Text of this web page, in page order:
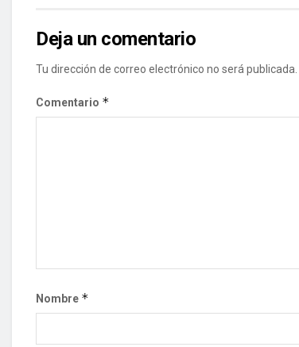
Deja un comentario
Tu dirección de correo electrónico no será publicada.
Comentario *
Nombre *